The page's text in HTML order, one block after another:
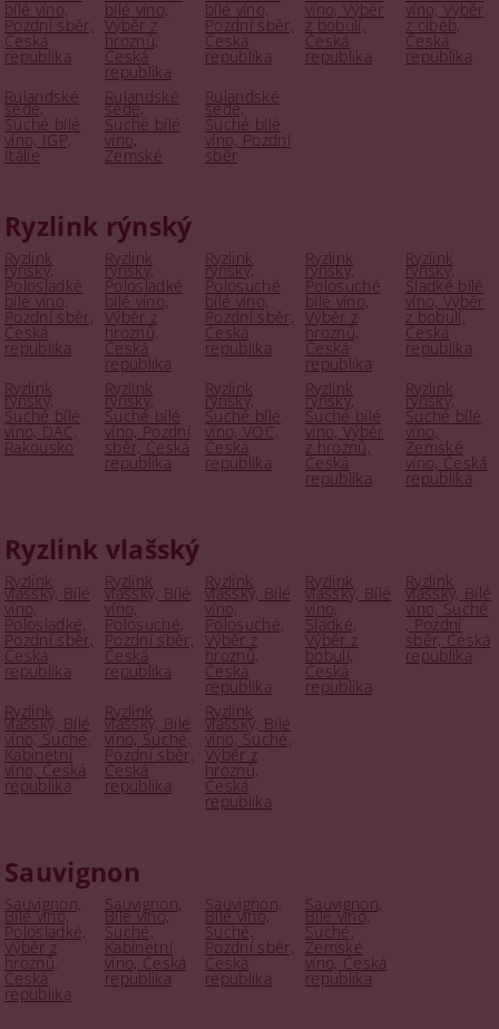
bílé víno,
Pozdní sběr,
Česká
republika
bílé víno,
Výběr z
hroznů,
Česká
republika
bílé víno,
Pozdní sběr,
Česká
republika
víno, Výběr
z bobulí,
Česká
republika
víno, Výběr
z cibéb,
Česká
republika
Rulandské
šedé,
Suché bílé
víno, IGP,
Itálie
Rulandské
šedé,
Suché bílé
víno,
Zemské
Rulandské
šedé,
Suché bílé
víno, Pozdní
sběr
Ryzlink rýnský
Ryzlink
rýnský,
Polosladké
bílé víno,
Pozdní sběr,
Česká
republika
Ryzlink
rýnský,
Polosladké
bílé víno,
Výběr z
hroznů,
Česká
republika
Ryzlink
rýnský,
Polosuché
bílé víno,
Pozdní sběr,
Česká
republika
Ryzlink
rýnský,
Polosuché
bílé víno,
Výběr z
hroznů,
Česká
republika
Ryzlink
rýnský,
Sladké bílé
víno, Výběr
z bobulí,
Česká
republika
Ryzlink
rýnský,
Suché bílé
víno, DAC,
Rakousko
Ryzlink
rýnský,
Suché bílé
víno, Pozdní
sběr, Česká
republika
Ryzlink
rýnský,
Suché bílé
víno, VOC,
Česká
republika
Ryzlink
rýnský,
Suché bílé
víno, Výběr
z hroznů,
Česká
republika
Ryzlink
rýnský,
Suché bílé
víno,
Zemské
víno, Česká
republika
Ryzlink vlašský
Ryzlink
vlašský, Bílé
víno,
Polosladké,
Pozdní sběr,
Česká
republika
Ryzlink
vlašský, Bílé
víno,
Polosuché,
Pozdní sběr,
Česká
republika
Ryzlink
vlašský, Bílé
víno,
Polosuché,
Výběr z
hroznů,
Česká
republika
Ryzlink
vlašský, Bílé
víno,
Sladké,
Výběr z
bobulí,
Česká
republika
Ryzlink
vlašský, Bílé
víno, Suché
, Pozdní
sběr, Česká
republika
Ryzlink
vlašský, Bílé
víno, Suché,
Kabinetní
víno, Česká
republika
Ryzlink
vlašský, Bílé
víno, Suché,
Pozdní sběr,
Česká
republika
Ryzlink
vlašský, Bílé
víno, Suché,
Výběr z
hroznů,
Česká
republika
Sauvignon
Sauvignon,
Bílé víno,
Polosladké,
Výběr z
hroznů,
Česká
republika
Sauvignon,
Bílé víno,
Suché,
Kabinetní
víno, Česká
republika
Sauvignon,
Bílé víno,
Suché,
Pozdní sběr,
Česká
republika
Sauvignon,
Bílé víno,
Suché,
Zemské
víno, Česká
republika